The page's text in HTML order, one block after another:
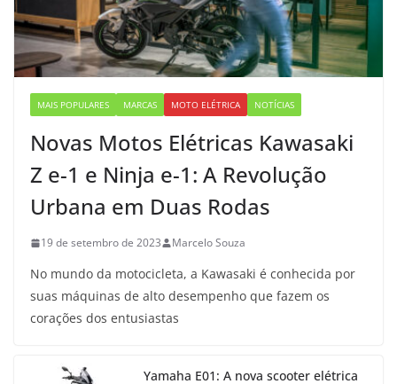
MAIS POPULARES MARCAS MOTO ELÉTRICA NOTÍCIAS
Novas Motos Elétricas Kawasaki
Z e-1 e Ninja e-1: A Revolução
Urbana em Duas Rodas
19 de setembro de 2023 Marcelo Souza
No mundo da motocicleta, a Kawasaki é conhecida por
suas máquinas de alto desempenho que fazem os
corações dos entusiastas
Yamaha E01: A nova scooter elétrica